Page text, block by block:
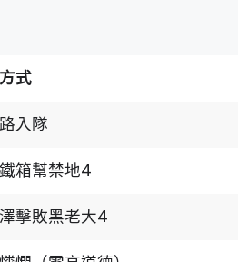
式
入隊
箱幫禁地4
擊敗黑老大4